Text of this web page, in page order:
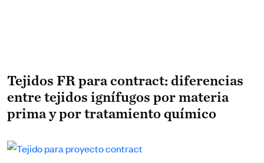
Tejidos FR para contract: diferencias
entre tejidos ignífugos por materia
prima y por tratamiento químico